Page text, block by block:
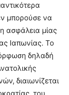
μπορούσε να
ασφάλεια μίας
Ιαπωνίας. Το
δηλαδή
διαιωνίζεται